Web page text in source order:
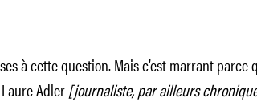
à cette question. Mais c’est marrant parce
Adler[journaliste, par ailleurs